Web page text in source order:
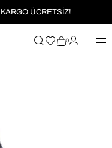
ÜCRETSİZ!
%5 İNDİRİM
0